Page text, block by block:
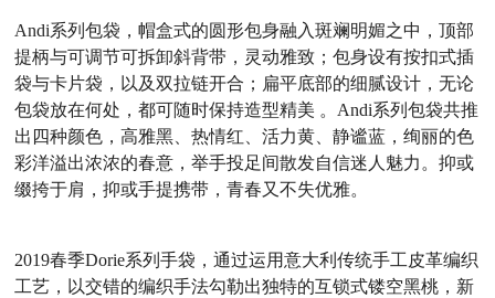
Andi系列包袋，帽盒式的圆形包身融入斑斓明媚之中，顶部
提柄与可调节可拆卸斜背带，灵动雅致；包身设有按扣式插
袋与卡片袋，以及双拉链开合；扁平底部的细腻设计，无论
包袋放在何处，都可随时保持造型精美 。Andi系列包袋共推
出四种颜色，高雅黑、热情红、活力黄、静谧蓝，绚丽的色
彩洋溢出浓浓的春意，举手投足间散发自信迷人魅力。抑或
缀挎于肩，抑或手提携带，青春又不失优雅。
2019春季Dorie系列手袋，通过运用意大利传统手工皮革编织
工艺，以交错的编织手法勾勒出独特的互锁式镂空黑桃，新